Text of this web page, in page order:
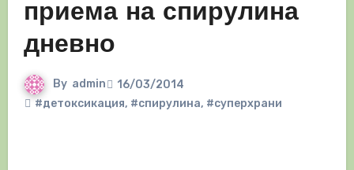
приема на спирулина
дневно
By admin
16/03/2014
#детоксикация, #спирулина, #суперхрани